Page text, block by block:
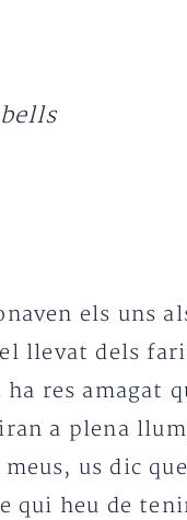
els uns
llevat dels
res amagat
a plena
us dic
qui heu de